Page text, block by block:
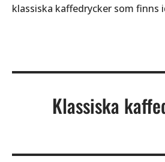
klassiska kaffedrycker som finns
Klassiska